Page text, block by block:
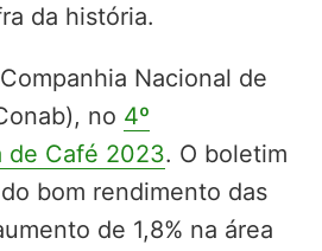
da história.
Nacional de
no 4º
de Café 2023. O boletim
bom rendimento das
de 1,8% na área